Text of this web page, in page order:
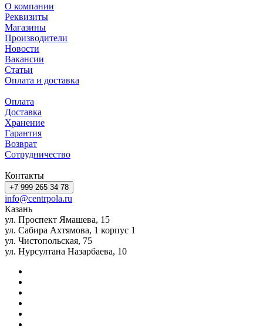
О компании
Реквизиты
Магазины
Производители
Новости
Вакансии
Статьи
Оплата и доставка
Оплата
Доставка
Хранение
Гарантия
Возврат
Сотрудничество
Контакты
+7 999 265 34 78
info@centrpola.ru
Казань
ул. Проспект Ямашева, 15
ул. Сабира Ахтямова, 1 корпус 1
ул. Чистопольская, 75
ул. Нурсултана Назарбаева, 10